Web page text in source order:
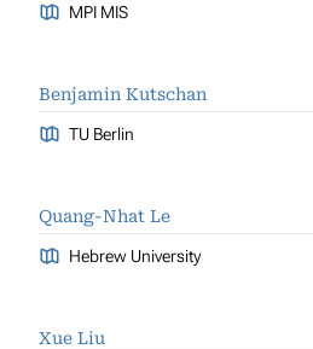
MPI MIS
Benjamin Kutschan
TU Berlin
Quang-Nhat Le
Hebrew University
Xue Liu